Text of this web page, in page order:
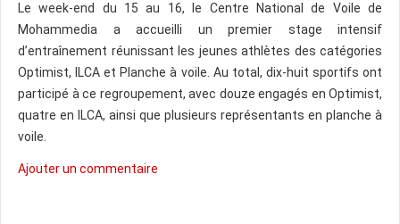
Le week-end du 15 au 16, le Centre National de Voile de
Mohammedia a accueilli un premier stage intensif
d’entraînement réunissant les jeunes athlètes des catégories
Optimist, ILCA et Planche à voile. Au total, dix-huit sportifs ont
participé à ce regroupement, avec douze engagés en Optimist,
quatre en ILCA, ainsi que plusieurs représentants en planche à
voile.
Ajouter un commentaire